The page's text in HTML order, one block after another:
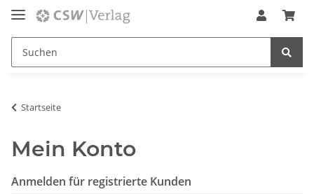
Startseite
Mein Konto
Anmelden für registrierte Kunden